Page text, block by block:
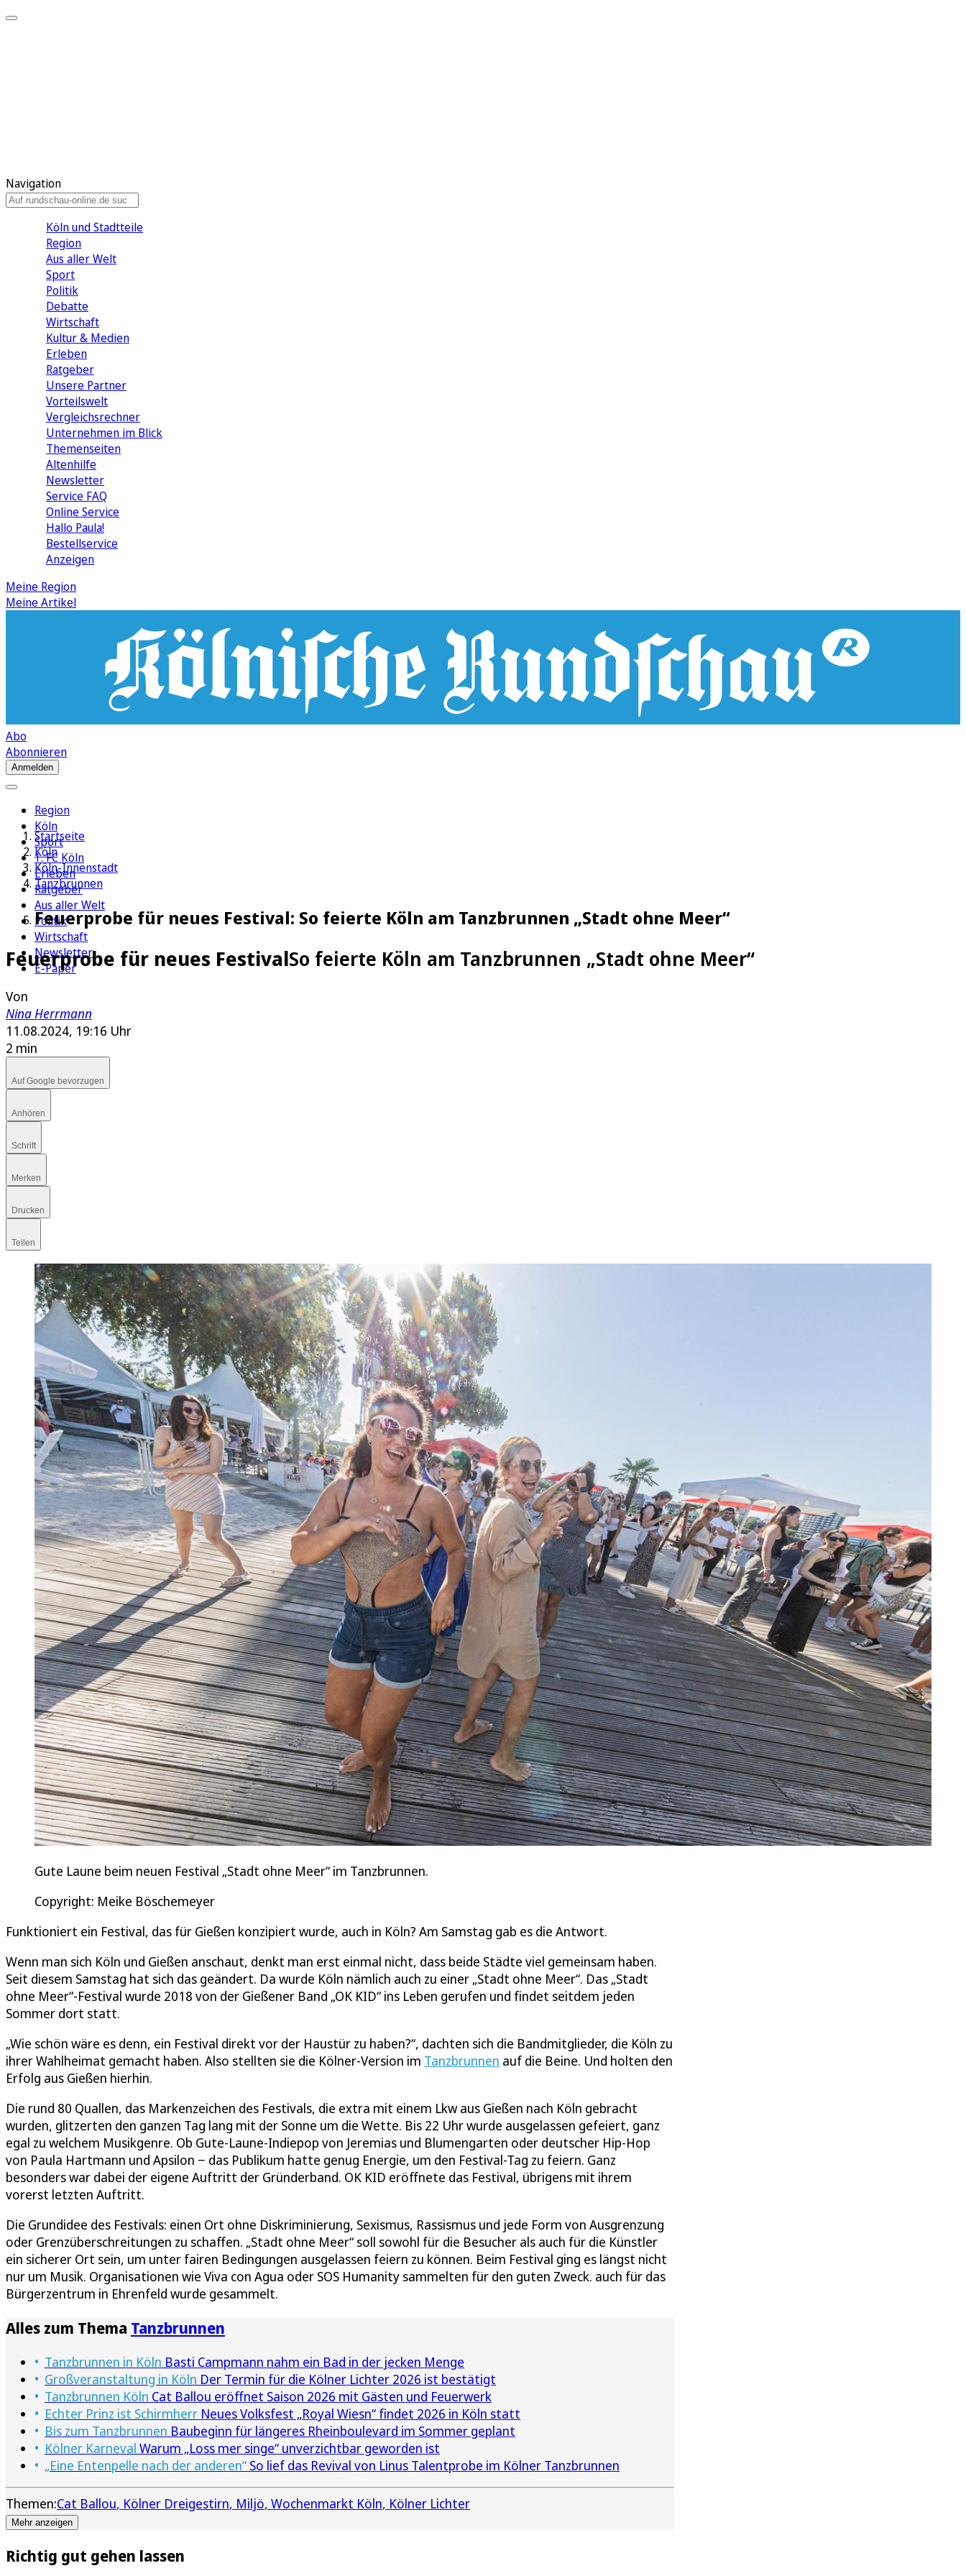
Navigation
Köln und Stadtteile
Region
Aus aller Welt
Sport
Politik
Debatte
Wirtschaft
Kultur & Medien
Erleben
Ratgeber
Unsere Partner
Vorteilswelt
Vergleichsrechner
Unternehmen im Blick
Themenseiten
Altenhilfe
Newsletter
Service FAQ
Online Service
Hallo Paula!
Bestellservice
Anzeigen
Meine Region
Meine Artikel
Abo
Abonnieren
Anmelden
Region
Köln
Sport
1. FC Köln
Erleben
Ratgeber
Aus aller Welt
Politik
Wirtschaft
Newsletter
E-Paper
Startseite
Köln
Köln-Innenstadt
Tanzbrunnen
Feuerprobe für neues Festival: So feierte Köln am Tanzbrunnen „Stadt ohne Meer“
Feuerprobe für neues FestivalSo feierte Köln am Tanzbrunnen „Stadt ohne Meer“
Von
Nina Herrmann
11.08.2024, 19:16 Uhr
2 min
Auf Google bevorzugen
Anhören
Schrift
Merken
Drucken
Teilen
Gute Laune beim neuen Festival „Stadt ohne Meer“ im Tanzbrunnen.
Copyright: Meike Böschemeyer
Funktioniert ein Festival, das für Gießen konzipiert wurde, auch in Köln? Am Samstag gab es die Antwort.
Wenn man sich Köln und Gießen anschaut, denkt man erst einmal nicht, dass beide Städte viel gemeinsam haben.
Seit diesem Samstag hat sich das geändert. Da wurde Köln nämlich auch zu einer „Stadt ohne Meer“. Das „Stadt
ohne Meer“-Festival wurde 2018 von der Gießener Band „OK KID“ ins Leben gerufen und findet seitdem jeden
Sommer dort statt.
„Wie schön wäre es denn, ein Festival direkt vor der Haustür zu haben?“, dachten sich die Bandmitglieder, die Köln zu
ihrer Wahlheimat gemacht haben. Also stellten sie die Kölner-Version im Tanzbrunnen auf die Beine. Und holten den
Erfolg aus Gießen hierhin.
Die rund 80 Quallen, das Markenzeichen des Festivals, die extra mit einem Lkw aus Gießen nach Köln gebracht
wurden, glitzerten den ganzen Tag lang mit der Sonne um die Wette. Bis 22 Uhr wurde ausgelassen gefeiert, ganz
egal zu welchem Musikgenre. Ob Gute-Laune-Indiepop von Jeremias und Blumengarten oder deutscher Hip-Hop
von Paula Hartmann und Apsilon − das Publikum hatte genug Energie, um den Festival-Tag zu feiern. Ganz
besonders war dabei der eigene Auftritt der Gründerband. OK KID eröffnete das Festival, übrigens mit ihrem
vorerst letzten Auftritt.
Die Grundidee des Festivals: einen Ort ohne Diskriminierung, Sexismus, Rassismus und jede Form von Ausgrenzung
oder Grenzüberschreitungen zu schaffen. „Stadt ohne Meer“ soll sowohl für die Besucher als auch für die Künstler
ein sicherer Ort sein, um unter fairen Bedingungen ausgelassen feiern zu können. Beim Festival ging es längst nicht
nur um Musik. Organisationen wie Viva con Agua oder SOS Humanity sammelten für den guten Zweck. auch für das
Bürgerzentrum in Ehrenfeld wurde gesammelt.
Alles zum Thema Tanzbrunnen
Tanzbrunnen in Köln Basti Campmann nahm ein Bad in der jecken Menge
Großveranstaltung in Köln Der Termin für die Kölner Lichter 2026 ist bestätigt
Tanzbrunnen Köln Cat Ballou eröffnet Saison 2026 mit Gästen und Feuerwerk
Echter Prinz ist Schirmherr Neues Volksfest „Royal Wiesn“ findet 2026 in Köln statt
Bis zum Tanzbrunnen Baubeginn für längeres Rheinboulevard im Sommer geplant
Kölner Karneval Warum „Loss mer singe“ unverzichtbar geworden ist
„Eine Entenpelle nach der anderen“ So lief das Revival von Linus Talentprobe im Kölner Tanzbrunnen
Themen:Cat Ballou Kölner Dreigestirn Miljö Wochenmarkt Köln Kölner Lichter
Mehr anzeigen
Richtig gut gehen lassen